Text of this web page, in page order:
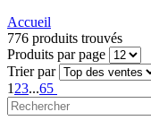
Accueil
776 produits trouvés
Produits par page
Trier par
1 23...65